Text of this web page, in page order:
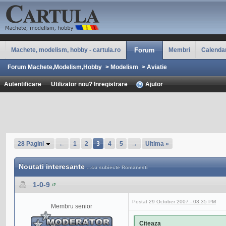
Machete, modelism, hobby - cartula.ro Forum Membri
Forum Machete,Modelism,Hobby > Modelism > Aviatie
Autentificare Utilizator nou? Inregistrare Ajutor
28 Pagini ← 1 2 3 4 5 → Ultima »
Noutati interesante...cu subiecte Romanesti
1-0-9
Membru senior
Postat 29 October 2007 - 03:35 PM
Citeaza